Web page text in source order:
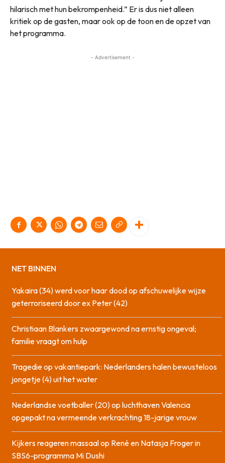
hilarisch met hun bekrompenheid.” Er is dus niet alleen
kritiek op de gasten, maar ook op de toon en de opzet van
het programma.
- Advertisement -
NET BINNEN
Yakaira (34) werd voor haar dood op afschuwelijke wijze
geterroriseerd door ex Peter (42)
Christiaan Blankers zwaargewond na ernstig ongeval;
familie vraagt om hulp
Tragedie op vakantiepark: Nederlanders halen bewusteloos
jongetje (4) uit het water
Nederlandse voetballer (20) op luchthaven Valencia
opgepakt na vermeende verkrachting 18-jarige vrouw
Kijkers reageren massaal op René en Natasja Froger in
SBS6-programma Mi Dushi